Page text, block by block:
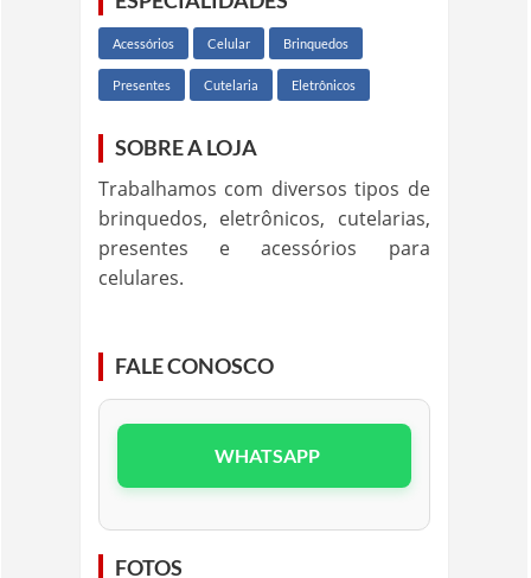
Acessórios Celular Brinquedos
Presentes Cutelaria Eletrônicos
SOBRE A LOJA
Trabalhamos com diversos tipos de
brinquedos, eletrônicos, cutelarias,
presentes e acessórios para
celulares.
FALE CONOSCO
WHATSAPP
FOTOS